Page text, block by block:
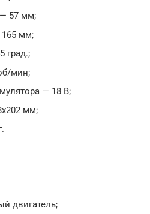
57 мм;
мм;
град.;
мин;
— 18 В;
мм;
двигатель;